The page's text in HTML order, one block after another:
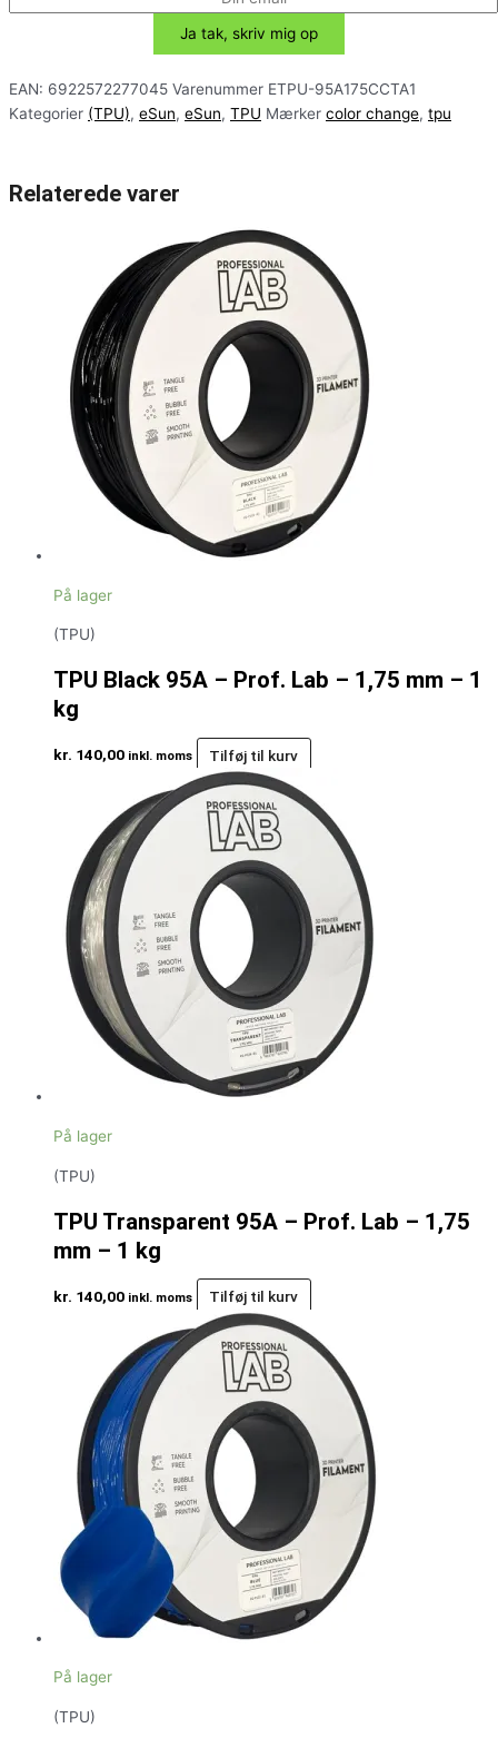
EAN: 6922572277045 Varenummer ETPU-95A175CCTA1
Kategorier (TPU), eSun, eSun, TPU Mærker color change, tpu
Relaterede varer
På lager
(TPU)
TPU Black 95A – Prof. Lab – 1,75 mm – 1
kg
kr. 140,00 inkl. moms Tilføj til kurv
På lager
(TPU)
TPU Transparent 95A – Prof. Lab – 1,75
mm – 1 kg
kr. 140,00 inkl. moms Tilføj til kurv
På lager
(TPU)